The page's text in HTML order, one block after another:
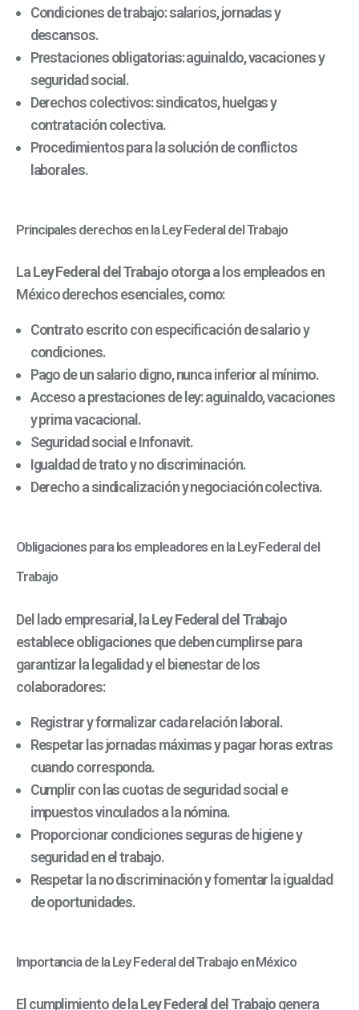
Condiciones de trabajo: salarios, jornadas y
descansos.
Prestaciones obligatorias: aguinaldo, vacaciones y
seguridad social.
Derechos colectivos: sindicatos, huelgas y
contratación colectiva.
Procedimientos para la solución de conflictos
laborales.
Principales derechos en la Ley Federal del Trabajo
LaLey Federal del Trabajootorga a los empleados en
México derechos esenciales, como:
Contrato escrito con especificación de salario y
condiciones.
Pago de un salario digno, nunca inferior al mínimo.
Acceso a prestaciones de ley: aguinaldo, vacaciones
y prima vacacional.
Seguridad social e Infonavit.
Igualdad de trato y no discriminación.
Derecho a sindicalización y negociación colectiva.
Obligaciones para los empleadores en la Ley Federal del
Trabajo
Del lado empresarial, laLey Federal del Trabajo
establece obligaciones que deben cumplirse para
garantizar la legalidad y el bienestar de los
colaboradores:
Registrar y formalizar cada relación laboral.
Respetar las jornadas máximas y pagar horas extras
cuando corresponda.
Cumplir con las cuotas de seguridad social e
impuestos vinculados a la nómina.
Proporcionar condiciones seguras de higiene y
seguridad en el trabajo.
Respetar la no discriminación y fomentar la igualdad
de oportunidades.
Importancia de la Ley Federal del Trabajo en México
El cumplimiento de laLey Federal del Trabajogenera